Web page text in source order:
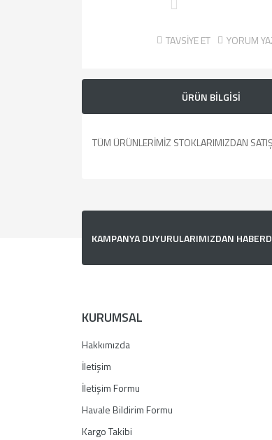
TAVSİYE ET YORUM
ÜRÜN BİLGİSİ
TÜM ÜRÜNLERİMİZ STOKLARIMIZDAN
Ürün resmi kalitesiz, bozuk veya
Bu ürüne benzer farklı alternatifler olmalı.
KAMPANYA DUYURULARIMIZDAN
KURUMSAL
Hakkımızda
İletişim
İletişim Formu
Havale Bildirim Formu
Kargo Takibi